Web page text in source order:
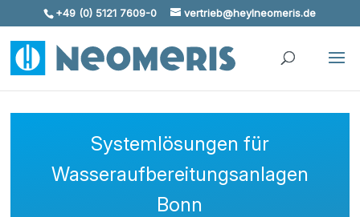
Skip To Content
+49 (0) 5121 7609-0 vertrieb@heylneomeris.de
Systemlösungen für
Wasseraufbereitungsanlagen
Bonn